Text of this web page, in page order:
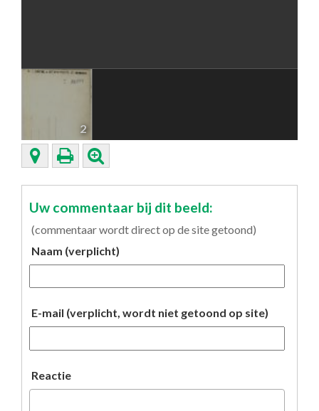
2
Uw commentaar bij dit beeld:
(commentaar wordt direct op de site getoond)
Naam (verplicht)
E-mail (verplicht, wordt niet getoond op site)
Reactie